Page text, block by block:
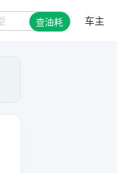
查油耗 车主